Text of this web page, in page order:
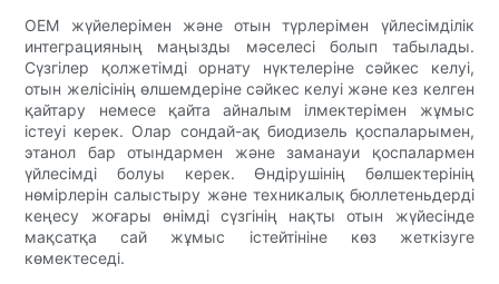
OEM жүйелерімен және отын түрлерімен үйлесімділік
интеграцияның маңызды мәселесі болып табылады.
Сүзгілер қолжетімді орнату нүктелеріне сәйкес келуі,
отын желісінің өлшемдеріне сәйкес келуі және кез келген
қайтару немесе қайта айналым ілмектерімен жұмыс
істеуі керек. Олар сондай-ақ биодизель қоспаларымен,
этанол бар отындармен және заманауи қоспалармен
үйлесімді болуы керек. Өндірушінің бөлшектерінің
нөмірлерін салыстыру және техникалық бюллетеньдерді
кеңесу жоғары өнімді сүзгінің нақты отын жүйесінде
мақсатқа сай жұмыс істейтініне көз жеткізуге
көмектеседі.